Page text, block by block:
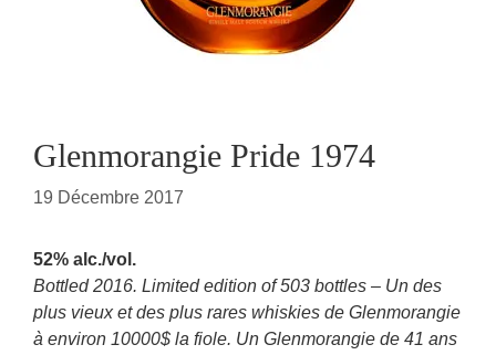
Glenmorangie Pride 1974
19 Décembre 2017
52% alc./vol.
Bottled 2016. Limited edition of 503 bottles – Un des
plus vieux et des plus rares whiskies de Glenmorangie
à environ 10000$ la fiole. Un Glenmorangie de 41 ans